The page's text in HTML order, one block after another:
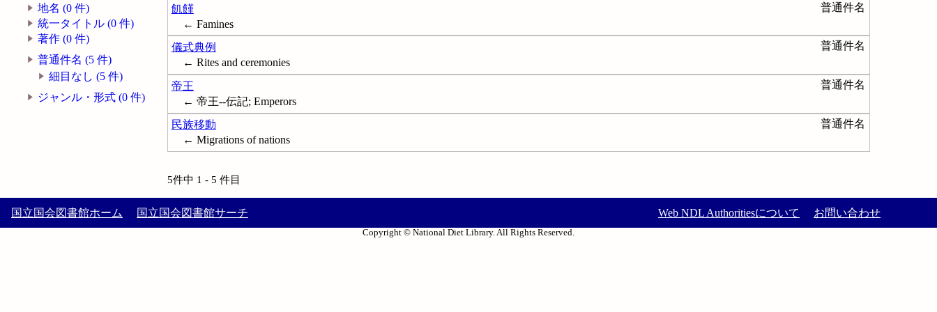
地名 (0 件)
統一タイトル (0 件)
著作 (0 件)
普通件名 (5 件)
細目なし (5 件)
ジャンル・形式 (0 件)
飢饉
普通件名
← Famines
儀式典例
普通件名
← Rites and ceremonies
帝王
普通件名
← 帝王--伝記; Emperors
民族移動
普通件名
← Migrations of nations
5件中 1 - 5 件目
国立国会図書館ホーム 国立国会図書館サーチ Web NDL Authoritiesについて お問い合わせ
Copyright © National Diet Library. All Rights Reserved.